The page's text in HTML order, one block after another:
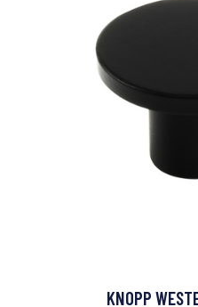
KNOPP